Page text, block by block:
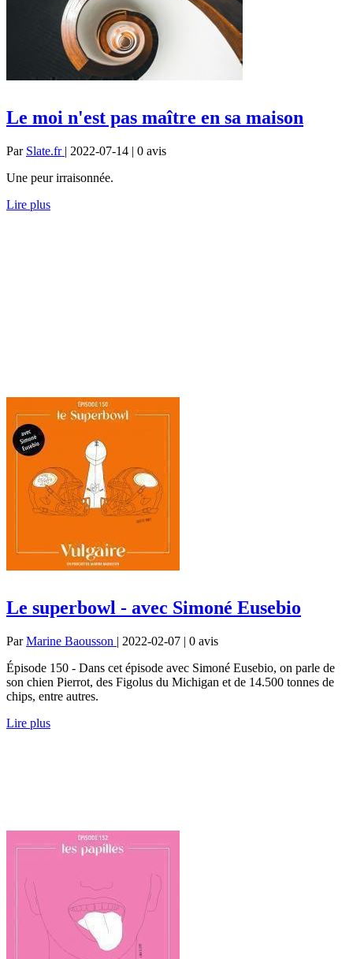
Le moi n'est pas maître en sa maison
Par Slate.fr | 2022-07-14 | 0 avis
Une peur irraisonnée.
Lire plus
Le superbowl - avec Simoné Eusebio
ParMarine Baousson | 2022-02-07 | 0 avis
Épisode 150 - Dans cet épisode avec Simoné Eusebio, on parle de
son chien Pierrot, des Figolus du Michigan et de 14.500 tonnes de
chips, entre autres.
Lire plus